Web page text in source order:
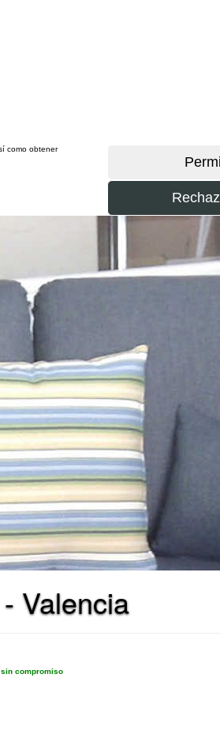
como obtener
Valencia
compromiso